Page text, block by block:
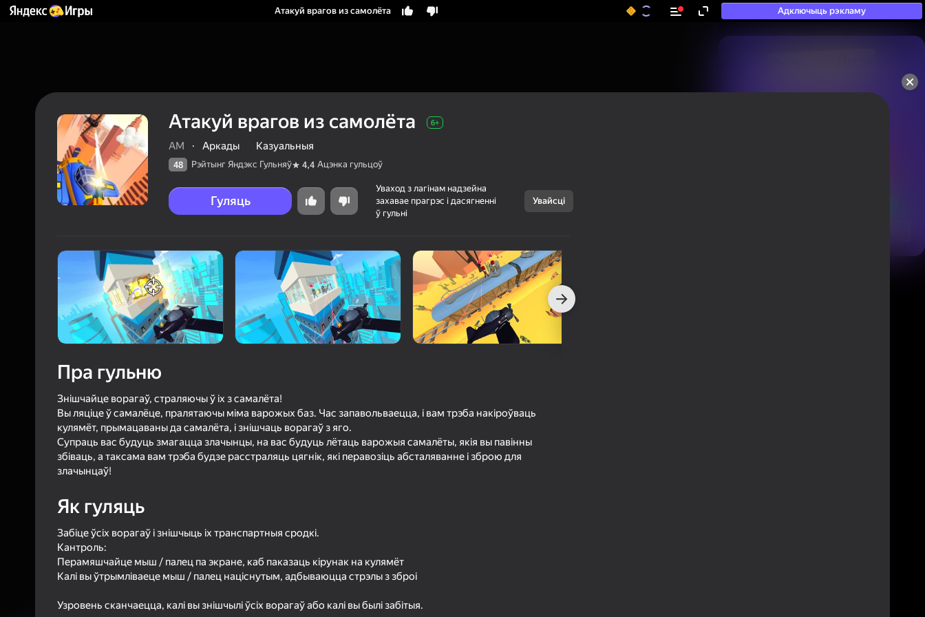
Атакуй врагов из самолёта Адключыць рэкламу
50+ тап-гульняў, у якія
гуляюць нават тыя, хто
Скасаваць
самолёта
AM
Аркады
Казуальныя
48 Рэйтынг Яндэкс Гульняў
4,4 Ацэнка гульцоў
Гуляць
Атакуй врагов из самолёта 6+
AM · Аркады Казуальныя
48 Рэйтынг Яндэкс Гульняў 4,4 Ацэнка гульцоў
Гуляць
Уваход з лагінам надзейна
захавае прагрэс і дасягненні
ў гульні
Увайсці
Пра гульню
Знішчайце ворагаў, страляючы ў іх з самалёта!
Вы ляціце ў самалёце, пралятаючы міма варожых баз. Час запавольваецца, і вам трэба накіроўваць
кулямёт, прымацаваны да самалёта, і знішчаць ворагаў з яго.
Супраць вас будуць змагацца злачынцы, на вас будуць лётаць варожыя самалёты, якія вы павінны
збіваць, а таксама вам трэба будзе расстраляць цягнік, які перавозіць абсталяванне і зброю для
злачынцаў!
Як гуляць
Забіце ўсіх ворагаў і знішчыць іх транспартныя сродкі.
Кантроль:
Перамяшчайце мыш / палец па экране, каб паказаць кірунак на кулямёт
Калі вы ўтрымліваеце мыш / палец націснутым, адбываюцца стрэлы з зброі
Узровень сканчаецца, калі вы знішчылі ўсіх ворагаў або калі вы былі забітыя.